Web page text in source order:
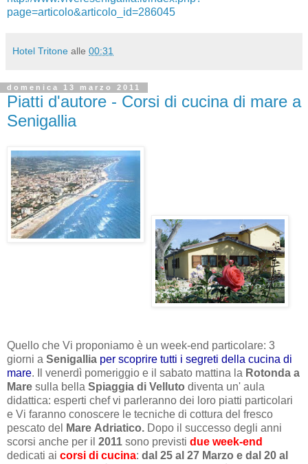
page=articolo&articolo_id=286045
Hotel Tritone alle 00:31
domenica 13 marzo 2011
Piatti d'autore - Corsi di cucina di mare a
Senigallia
Quello che Vi proponiamo è un week-end particolare: 3
giorni a Senigallia per scoprire tutti i segreti della cucina di
mare. Il venerdì pomeriggio e il sabato mattina la Rotonda a
Mare sulla bella Spiaggia di Velluto diventa un' aula
didattica: esperti chef vi parleranno dei loro piatti particolari
e Vi faranno conoscere le tecniche di cottura del fresco
pescato del
Mare Adriatico. Dopo il successo degli anni
scorsi anche per il 2011 sono previsti due week-end
dedicati ai corsi di cucina: dal 25 al 27 Marzo e dal 20 al